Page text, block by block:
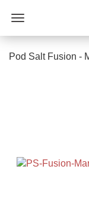
Pod Salt Fusion -